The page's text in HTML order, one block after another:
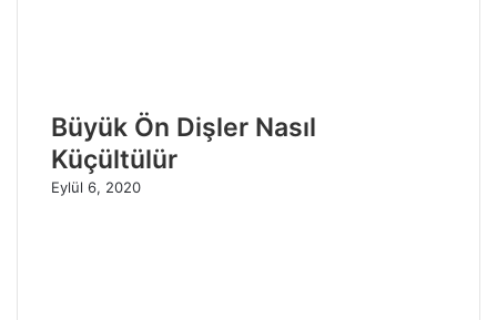
Büyük Ön Dişler Nasıl
Küçültülür
Eylül 6, 2020